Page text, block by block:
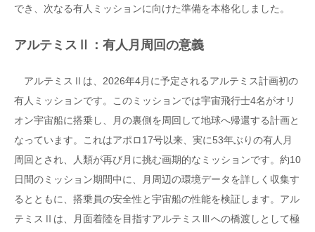
でき、次なる有人ミッションに向けた準備を本格化しました。
アルテミスⅡ：有人月周回の意義
アルテミスⅡは、2026年4月に予定されるアルテミス計画初の
有人ミッションです。このミッションでは宇宙飛行士4名がオリ
オン宇宙船に搭乗し、月の裏側を周回して地球へ帰還する計画と
なっています。これはアポロ17号以来、実に53年ぶりの有人月
周回とされ、人類が再び月に挑む画期的なミッションです。約10
日間のミッション期間中に、月周辺の環境データを詳しく収集す
るとともに、搭乗員の安全性と宇宙船の性能を検証します。アル
テミスⅡは、月面着陸を目指すアルテミスⅢへの橋渡しとして極